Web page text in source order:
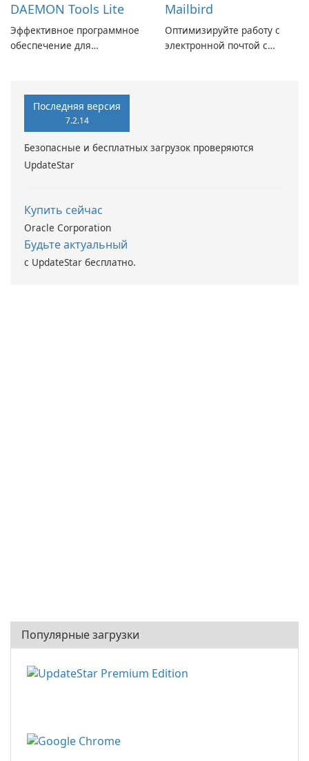
DAEMON Tools Lite
Эффективное программное
обеспечение для
Mailbird
Оптимизируйте работу с
электронной почтой с
Последняя версия
7.2.14
Безопасные и бесплатных загрузок проверяются
UpdateStar
Купить сейчас
Oracle Corporation
Будьте актуальный
с UpdateStar бесплатно.
Популярные загрузки